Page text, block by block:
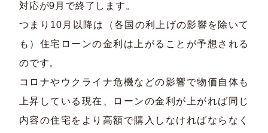
対応が9月で終了します。​
つまり10月以降は（各国の利上げの影響を除いて
も）住宅ローンの金利は上がることが予想される
のです。​
コロナやウクライナ危機などの影響で物価自体も
上昇している現在、ローンの金利が上がれば同じ
内容の住宅をより高額で購入しなければならなく